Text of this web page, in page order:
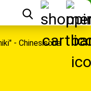
- Chinesische